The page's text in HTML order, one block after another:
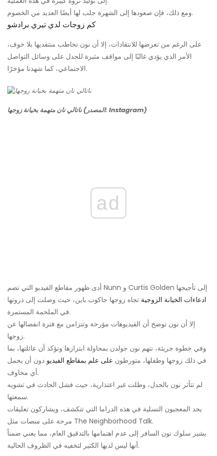
ومع ذلك، فإن صعودها إلى الشهرة جلب لها أيضًا العديد من الخصوم.
كم زوجات لدي تيري برادشو
على الرغم من تعرضها للانتقادات، إلا أن نون تخاطب منتقديها بلا خوف،
الأمر الذي يؤدي غالبًا إلى مواقف مثيرة للجدل على وسائل التواصل
الاجتماعي، كما شهدنا مؤخرًا.
ناتالي نان متهمة بخيانة زوجها (المصدر: Instagram)
ad
أدى ظهور مقاطع الفيديو التي تضم Nunn و Curtis Golden إلى تأجيجها
ادعاءات الخيانة الزوجية تجاه زوجها جاكوب باين، حيث وصلت إلى ذروتها
في الملحمة المستمرة.
إلا أن نون توضح أن الفيديوهات مؤرخة وتتزامن مع فترة انفصالها عن
زوجها.
وفي خطوة جريئة، تتهم نون جولدن بمحاولة ابتزازها وتؤكد أن عائلتها، بما
في ذلك زوجها وطفلها، متورطون على علم بمقاطع الفيديو دون أن يحمل
أي مخاوف.
لم تتأثر نون بالجدل، وظلت غير اعتذارية، حيث فشل الحادث في تشويه
سمعتها.
يجد المعجبون التسلية في هذه الدراما التي تتكشف، ويشاركون تعليقات
مرحة على منصات مثل The Neighborhood Talk.
يشير سلوك نون السافر إلى عدم اهتمامها بالتدقيق العام، مما يعني ضمناً
أنها ليس لديها الكثير لتخفيه في الظروف الحالية.